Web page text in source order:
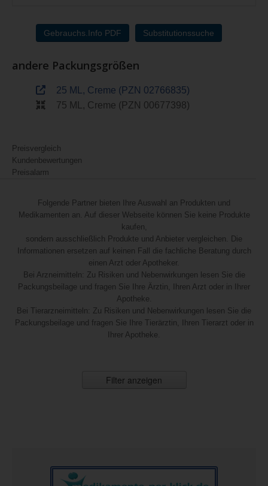
Gebrauchs.Info PDF Substitutionssuche
andere Packungsgrößen
25 ML, Creme (PZN 02766835)
75 ML, Creme (PZN 00677398)
Preisvergleich
Kundenbewertungen
Preisalarm
Folgende Partner bieten Ihre Auswahl an Produkten und
Medikamenten an. Auf dieser Webseite können Sie keine Produkte
kaufen,
sondern ausschließlich Produkte und Anbieter vergleichen. Die
Informationen ersetzen auf keinen Fall die fachliche Beratung durch
einen Arzt oder Apotheker.
Bei Arzneimitteln: Zu Risiken und Nebenwirkungen lesen Sie die
Packungsbeilage und fragen Sie Ihre Ärztin, Ihren Arzt oder in Ihrer
Apotheke.
Bei Tierarzneimitteln: Zu Risiken und Nebenwirkungen lesen Sie die
Packungsbeilage und fragen Sie Ihre Tierärztin, Ihren Tierarzt oder in
Ihrer Apotheke.
Filter anzeigen